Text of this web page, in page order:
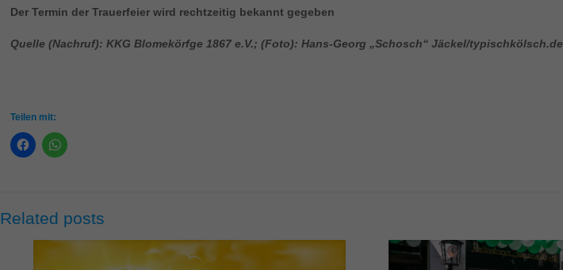
Der Termin der Trauerfeier wird rechtzeitig bekannt gegeben
Quelle (Nachruf): KKG Blomekörfge 1867 e.V.; (Foto): Hans-Georg „Schosch“ Jäckel/typischkölsch.de
Teilen mit:
Related posts